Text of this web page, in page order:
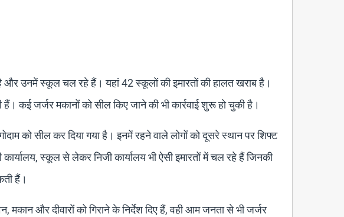
और उनमें स्कूल चल रहे हैं। यहां 42 स्कूलों की इमारतों की हालत खराब है।
कई जर्जर मकानों को सील किए जाने की भी कार्रवाई शुरू हो चुकी है।
को सील कर दिया गया है। इनमें रहने वाले लोगों को दूसरे स्थान पर शिफ्ट
स्कूल से लेकर निजी कार्यालय भी ऐसी इमारतों में चल रहे हैं जिनकी
हैं।
और दीवारों को गिराने के निर्देश दिए हैं, वही आम जनता से भी जर्जर